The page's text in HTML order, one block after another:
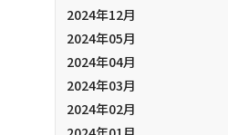
2024年12月
2024年05月
2024年04月
2024年03月
2024年02月